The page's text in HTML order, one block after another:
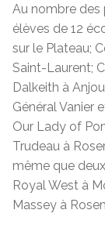
Au nombre des
élèves de 12
sur le Plateau;
Saint-Laurent;
Dalkeith à
Général Vanier
Our Lady of
Trudeau à
même que
Royal West à
Massey à